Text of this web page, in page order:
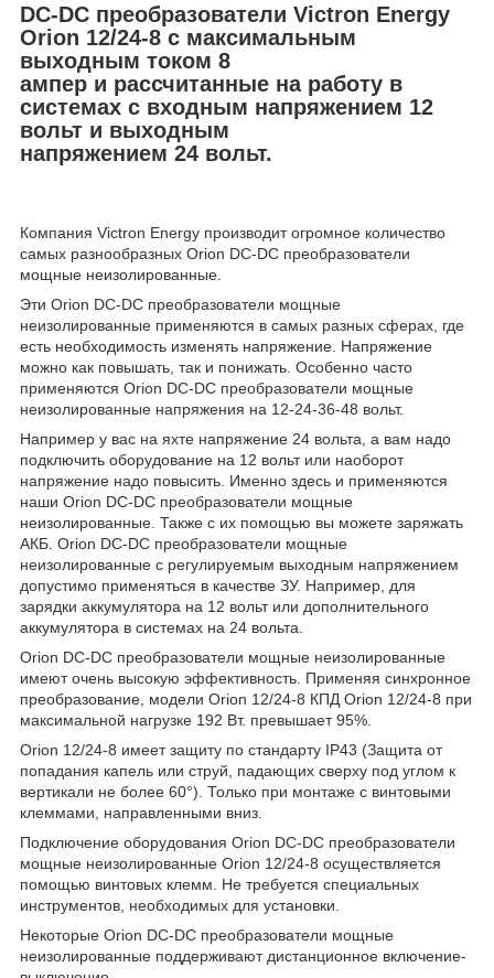
DC-DC преобразователи Victron Energy
Orion 12/24-8 с максимальным
выходным током 8
ампер и рассчитанные на работу в
системах с входным напряжением 12
вольт и выходным
напряжением 24 вольт.
Компания Victron Energy производит огромное количество
самых разнообразных Orion DC-DC преобразователи
мощные неизолированные.
Эти Orion DC-DC преобразователи мощные
неизолированные применяются в самых разных сферах, где
есть необходимость изменять напряжение. Напряжение
можно как повышать, так и понижать. Особенно часто
применяются Orion DC-DC преобразователи мощные
неизолированные напряжения на 12-24-36-48 вольт.
Например у вас на яхте напряжение 24 вольта, а вам надо
подключить оборудование на 12 вольт или наоборот
напряжение надо повысить. Именно здесь и применяются
наши Orion DC-DC преобразователи мощные
неизолированные. Также с их помощью вы можете заряжать
АКБ. Orion DC-DC преобразователи мощные
неизолированные c регулируемым выходным напряжением
допустимо применяться в качестве ЗУ. Например, для
зарядки аккумулятора на 12 вольт или дополнительного
аккумулятора в системах на 24 вольта.
Orion DC-DC преобразователи мощные неизолированные
имеют очень высокую эффективность. Применяя синхронное
преобразование, модели Orion 12/24-8 КПД Orion 12/24-8 при
максимальной нагрузке 192 Вт. превышает 95%.
Orion 12/24-8 имеет защиту по стандарту IP43 (Защита от
попадания капель или струй, падающих сверху под углом к
вертикали не более 60°). Только при монтаже с винтовыми
клеммами, направленными вниз.
Подключение оборудования Orion DC-DC преобразователи
мощные неизолированные Orion 12/24-8 осуществляется
помощью винтовых клемм. Не требуется специальных
инструментов, необходимых для установки.
Некоторые Orion DC-DC преобразователи мощные
неизолированные поддерживают дистанционное включение-